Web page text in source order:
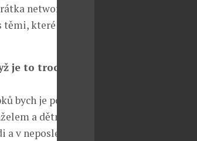
networking.
které jsem
je to trochu
bych je použila a
a dětmi
v neposlední